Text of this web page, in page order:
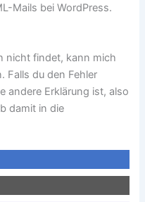
Mails bei WordPress.
nicht findet, kann mich
Falls du den Fehler
andere Erklärung ist, also
damit in die